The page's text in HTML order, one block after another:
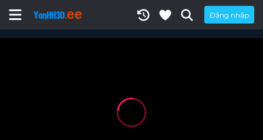
Đăng nhập